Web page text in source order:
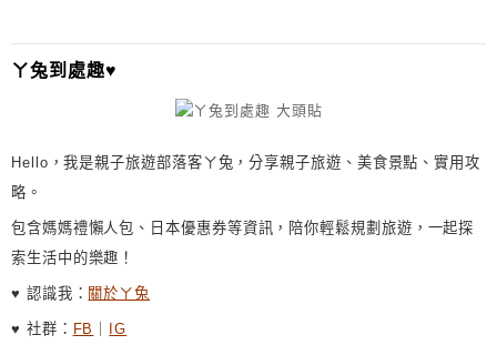
ㄚ兔到處趣♥
Hello，我是親子旅遊部落客ㄚ兔，分享親子旅遊、美食景點、實用攻
略。
包含媽媽禮懶人包、日本優惠券等資訊，陪你輕鬆規劃旅遊，一起探
索生活中的樂趣！
♥ 認識我： 關於ㄚ兔
♥ 社群： FB IG